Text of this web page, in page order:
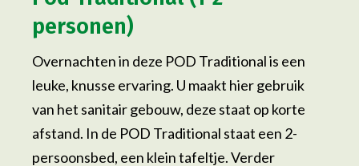
personen)
Overnachten in deze POD Traditional is een
leuke, knusse ervaring. U maakt hier gebruik
van het sanitair gebouw, deze staat op korte
afstand. In de POD Traditional staat een 2-
persoonsbed, een klein tafeltje. Verder